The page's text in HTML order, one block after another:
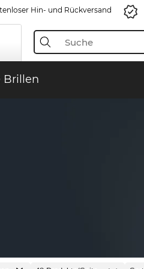
Hin- und Rückversand
Brillen